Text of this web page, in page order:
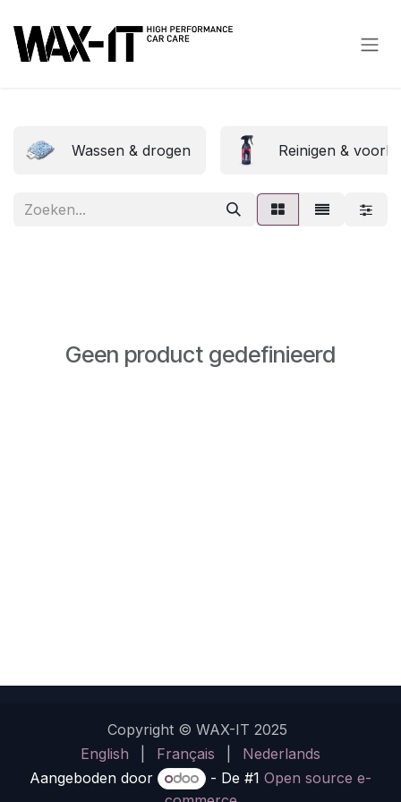
Wassen & drogen Reinigen &
Geen product gedefinieerd
Copyright © WAX-IT 2025
English
Français
Nederlands
Aangeboden door
- De #1Open source e-